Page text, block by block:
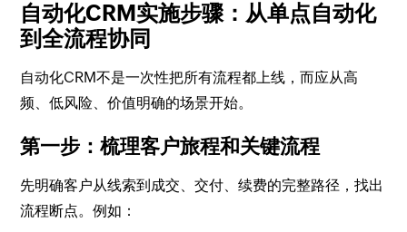
自动化CRM实施步骤：从单点自动化
到全流程协同
自动化CRM不是一次性把所有流程都上线，而应从高
频、低风险、价值明确的场景开始。
第一步：梳理客户旅程和关键流程
先明确客户从线索到成交、交付、续费的完整路径，找出
流程断点。例如：